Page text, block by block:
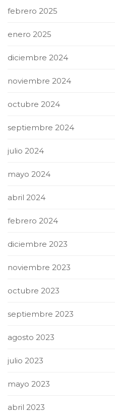
febrero 2025
enero 2025
diciembre 2024
noviembre 2024
octubre 2024
septiembre 2024
julio 2024
mayo 2024
abril 2024
febrero 2024
diciembre 2023
noviembre 2023
octubre 2023
septiembre 2023
agosto 2023
julio 2023
mayo 2023
abril 2023